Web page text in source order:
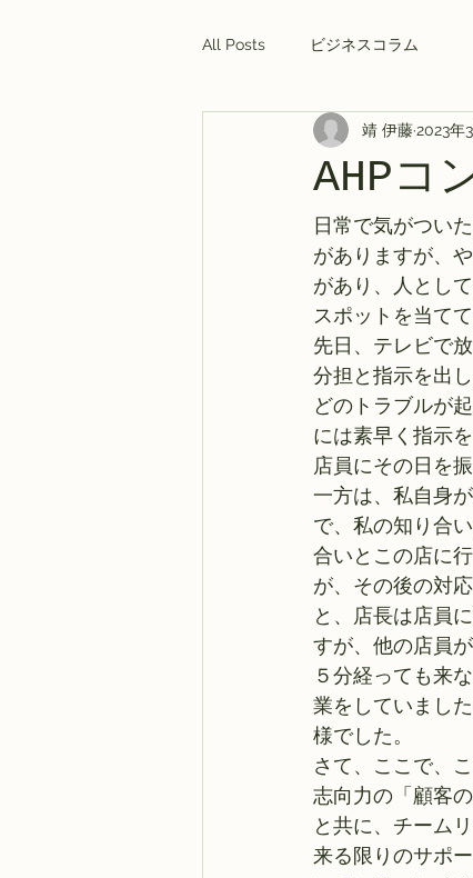
All Posts ビジネスコラム
AHPコ
靖 伊藤2023年
日常で気がつい
がありますが、
があり、人とし
スポットを当て
先日、テレビで
分担と指示を出
どのトラブルが
には素早く指示
店員にその日を
一方は、私自身
で、私の知り合
合いとこの店に
が、その後の対
と、店長は店員
すが、他の店員
５分経っても来
業をしていまし
様でした。
さて、ここで、
志向力の「顧客
と共に、チーム
来る限りのサポ